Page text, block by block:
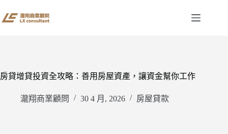
至
房貸增貸投資全攻略：善用房屋資產，讓資金幫你工作
瀧翔商業顧問 30 4 月, 2026 房屋貸款